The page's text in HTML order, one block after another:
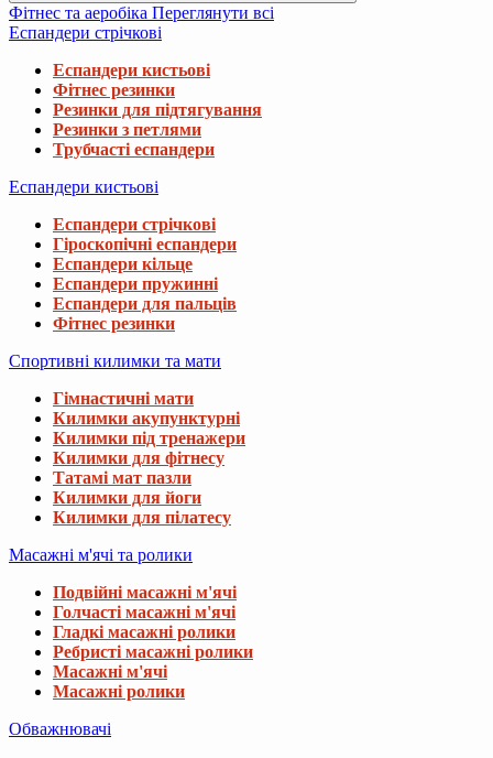
Фітнес та аеробіка Переглянути всі
Еспандери стрічкові
Еспандери кистьові
Фітнес резинки
Резинки для підтягування
Резинки з петлями
Трубчасті еспандери
Еспандери кистьові
Еспандери стрічкові
Гіроскопічні еспандери
Еспандери кільце
Еспандери пружинні
Еспандери для пальців
Фітнес резинки
Спортивні килимки та мати
Гімнастичні мати
Килимки акупунктурні
Килимки під тренажери
Килимки для фітнесу
Татамі мат пазли
Килимки для йоги
Килимки для пілатесу
Масажні м'ячі та ролики
Подвійні масажні м'ячі
Голчасті масажні м'ячі
Гладкі масажні ролики
Ребристі масажні ролики
Масажні м'ячі
Масажні ролики
Обважнювачі